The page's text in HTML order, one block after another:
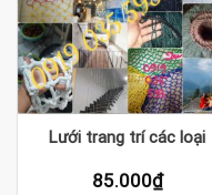
Lưới trang trí các loại
85.000₫